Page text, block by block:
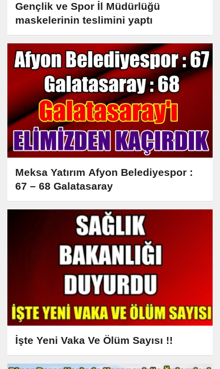
Gençlik ve Spor İl Müdürlüğü
maskelerinin teslimini yaptı
Meksa Yatırım Afyon Belediyespor :
67 – 68 Galatasaray
İşte Yeni Vaka Ve Ölüm Sayısı !!